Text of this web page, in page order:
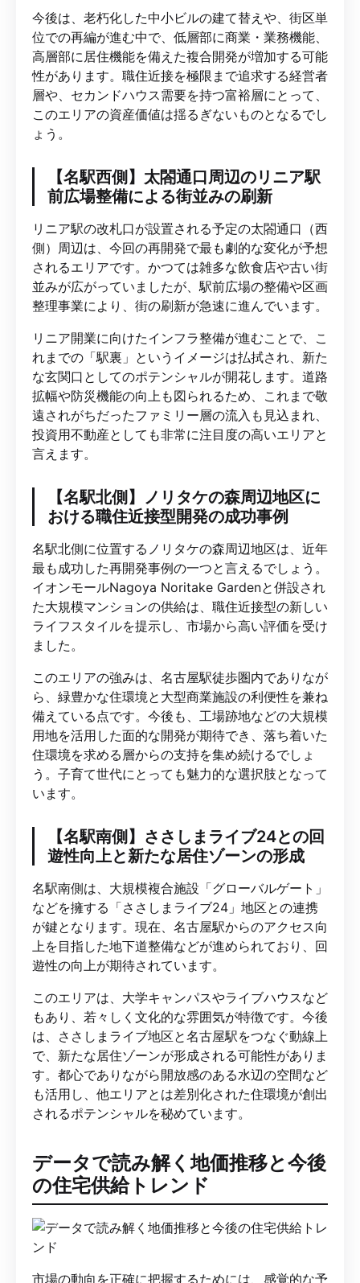
今後は、老朽化した中小ビルの建て替えや、街区単
位での再編が進む中で、低層部に商業・業務機能、
高層部に居住機能を備えた複合開発が増加する可能
性があります。職住近接を極限まで追求する経営者
層や、セカンドハウス需要を持つ富裕層にとって、
このエリアの資産価値は揺るぎないものとなるでし
ょう。
【名駅西側】太閤通口周辺のリニア駅
前広場整備による街並みの刷新
リニア駅の改札口が設置される予定の太閤通口（西
側）周辺は、今回の再開発で最も劇的な変化が予想
されるエリアです。かつては雑多な飲食店や古い街
並みが広がっていましたが、駅前広場の整備や区画
整理事業により、街の刷新が急速に進んでいます。
リニア開業に向けたインフラ整備が進むことで、こ
れまでの「駅裏」というイメージは払拭され、新た
な玄関口としてのポテンシャルが開花します。道路
拡幅や防災機能の向上も図られるため、これまで敬
遠されがちだったファミリー層の流入も見込まれ、
投資用不動産としても非常に注目度の高いエリアと
言えます。
【名駅北側】ノリタケの森周辺地区に
おける職住近接型開発の成功事例
名駅北側に位置するノリタケの森周辺地区は、近年
最も成功した再開発事例の一つと言えるでしょう。
イオンモールNagoya Noritake Gardenと併設され
た大規模マンションの供給は、職住近接型の新しい
ライフスタイルを提示し、市場から高い評価を受け
ました。
このエリアの強みは、名古屋駅徒歩圏内でありなが
ら、緑豊かな住環境と大型商業施設の利便性を兼ね
備えている点です。今後も、工場跡地などの大規模
用地を活用した面的な開発が期待でき、落ち着いた
住環境を求める層からの支持を集め続けるでしょ
う。子育て世代にとっても魅力的な選択肢となって
います。
【名駅南側】ささしまライブ24との回
遊性向上と新たな居住ゾーンの形成
名駅南側は、大規模複合施設「グローバルゲート」
などを擁する「ささしまライブ24」地区との連携
が鍵となります。現在、名古屋駅からのアクセス向
上を目指した地下道整備などが進められており、回
遊性の向上が期待されています。
このエリアは、大学キャンパスやライブハウスなど
もあり、若々しく文化的な雰囲気が特徴です。今後
は、ささしまライブ地区と名古屋駅をつなぐ動線上
で、新たな居住ゾーンが形成される可能性がありま
す。都心でありながら開放感のある水辺の空間など
も活用し、他エリアとは差別化された住環境が創出
されるポテンシャルを秘めています。
データで読み解く地価推移と今後
の住宅供給トレンド
市場の動向を正確に把握するためには、感覚的な予